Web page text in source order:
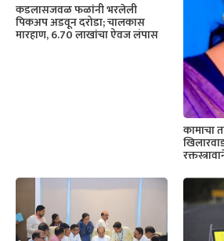
कडलासजवळ फळांनी भरलेली
पिकअप अडवून दरोडा; चालकास
मारहाण, 6.70 लाखांचा ऐवज लंपास
कामाचा